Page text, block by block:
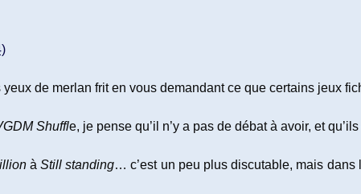
de merlan frit en vous demandant ce que certains jeux
Shuffle, je pense qu’il n’y a pas de débat à avoir, et
à Still standing… c’est un peu plus discutable, mais dans